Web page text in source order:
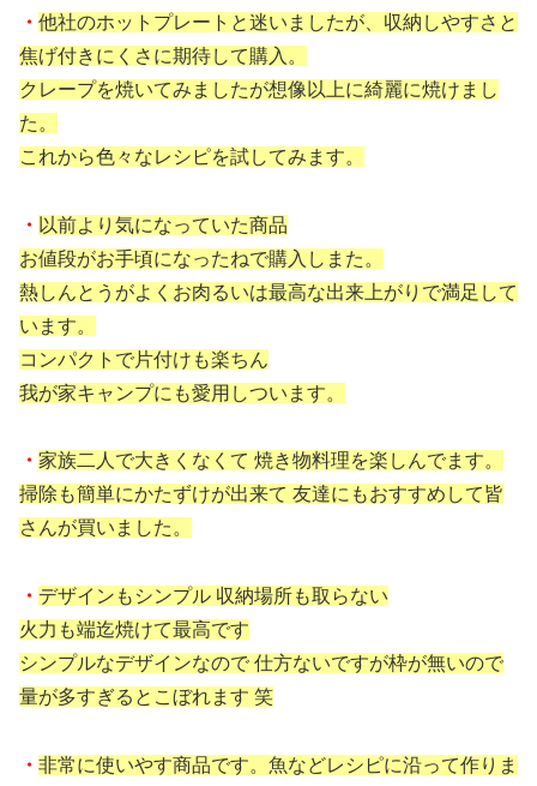
・ 他社のホットプレートと迷いましたが、収納しやすさと
焦げ付きにくさに期待して購入。
クレープを焼いてみましたが想像以上に綺麗に焼けまし
た。
これから色々なレシピを試してみます。
・ 以前より気になっていた商品
お値段がお手頃になったねで購入しまた。
熱しんとうがよくお肉るいは最高な出来上がりで満足して
います。
コンパクトで片付けも楽ちん
我が家キャンプにも愛用しついます。
・ 家族二人で大きくなくて 焼き物料理を楽しんでます。
掃除も簡単にかたずけが出来て 友達にもおすすめして皆
さんが買いました。
・ デザインもシンプル 収納場所も取らない
火力も端迄焼けて最高です
シンプルなデザインなので 仕方ないですが枠が無いので
量が多すぎるとこぼれます 笑
・ 非常に使いやす商品です。魚などレシピに沿って作りま